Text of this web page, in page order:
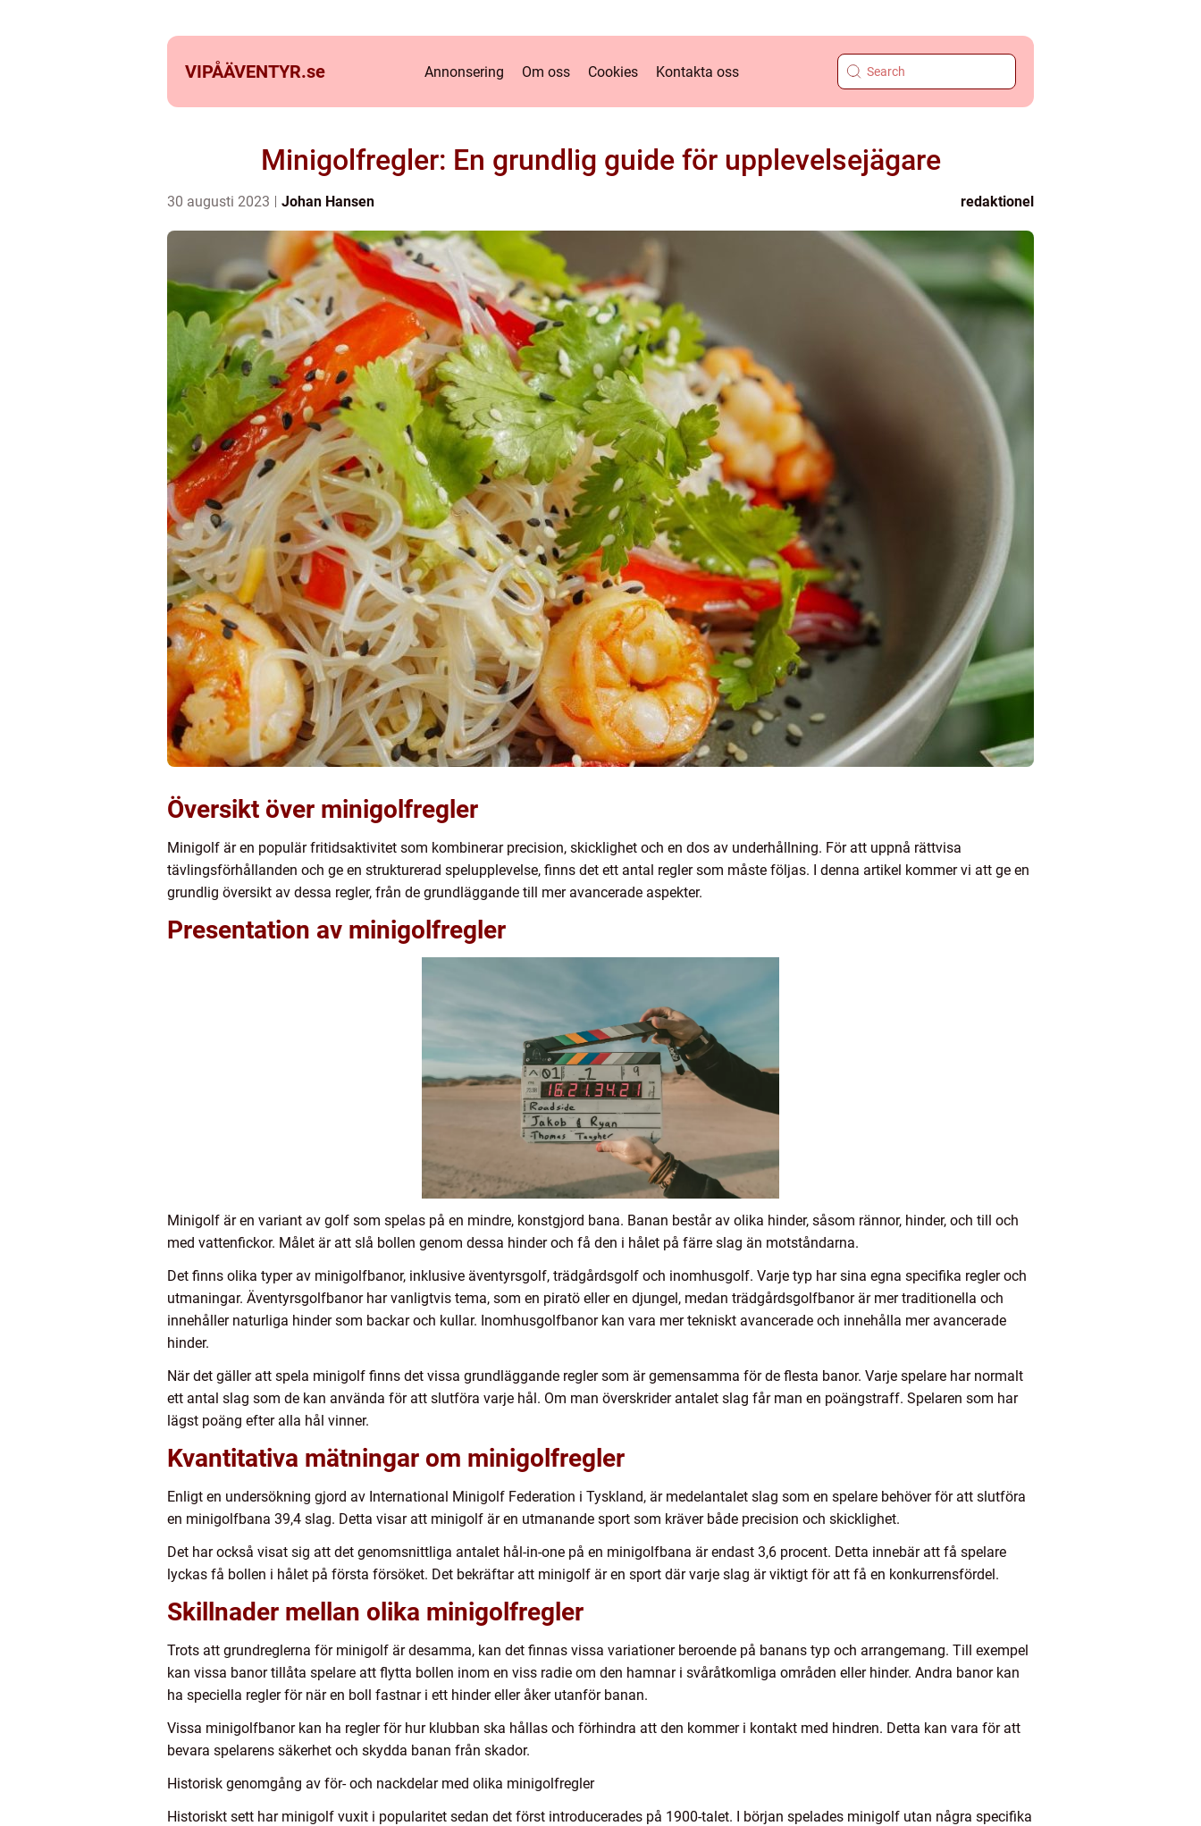
VIPÅÄVENTYR.se Annonsering Om oss Cookies Kontakta oss
Minigolfregler: En grundlig guide för upplevelsejägare
30 augusti 2023 Johan Hansen redaktionel
Översikt över minigolfregler
Minigolf är en populär fritidsaktivitet som kombinerar precision, skicklighet och en dos av underhållning. För att uppnå rättvisa
tävlingsförhållanden och ge en strukturerad spelupplevelse, finns det ett antal regler som måste följas. I denna artikel kommer vi att ge en
grundlig översikt av dessa regler, från de grundläggande till mer avancerade aspekter.
Presentation av minigolfregler
Minigolf är en variant av golf som spelas på en mindre, konstgjord bana. Banan består av olika hinder, såsom rännor, hinder, och till och
med vattenfickor. Målet är att slå bollen genom dessa hinder och få den i hålet på färre slag än motståndarna.
Det finns olika typer av minigolfbanor, inklusive äventyrsgolf, trädgårdsgolf och inomhusgolf. Varje typ har sina egna specifika regler och
utmaningar. Äventyrsgolfbanor har vanligtvis tema, som en piratö eller en djungel, medan trädgårdsgolfbanor är mer traditionella och
innehåller naturliga hinder som backar och kullar. Inomhusgolfbanor kan vara mer tekniskt avancerade och innehålla mer avancerade
hinder.
När det gäller att spela minigolf finns det vissa grundläggande regler som är gemensamma för de flesta banor. Varje spelare har normalt
ett antal slag som de kan använda för att slutföra varje hål. Om man överskrider antalet slag får man en poängstraff. Spelaren som har
lägst poäng efter alla hål vinner.
Kvantitativa mätningar om minigolfregler
Enligt en undersökning gjord av International Minigolf Federation i Tyskland, är medelantalet slag som en spelare behöver för att slutföra
en minigolfbana 39,4 slag. Detta visar att minigolf är en utmanande sport som kräver både precision och skicklighet.
Det har också visat sig att det genomsnittliga antalet hål-in-one på en minigolfbana är endast 3,6 procent. Detta innebär att få spelare
lyckas få bollen i hålet på första försöket. Det bekräftar att minigolf är en sport där varje slag är viktigt för att få en konkurrensfördel.
Skillnader mellan olika minigolfregler
Trots att grundreglerna för minigolf är desamma, kan det finnas vissa variationer beroende på banans typ och arrangemang. Till exempel
kan vissa banor tillåta spelare att flytta bollen inom en viss radie om den hamnar i svåråtkomliga områden eller hinder. Andra banor kan
ha speciella regler för när en boll fastnar i ett hinder eller åker utanför banan.
Vissa minigolfbanor kan ha regler för hur klubban ska hållas och förhindra att den kommer i kontakt med hindren. Detta kan vara för att
bevara spelarens säkerhet och skydda banan från skador.
Historisk genomgång av för- och nackdelar med olika minigolfregler
Historiskt sett har minigolf vuxit i popularitet sedan det först introducerades på 1900-talet. I början spelades minigolf utan några specifika